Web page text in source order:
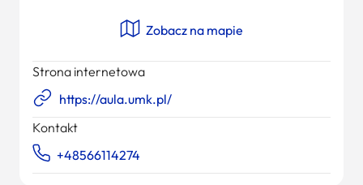
Zobacz na mapie
Strona internetowa
https://aula.umk.pl/
Kontakt
+48566114274